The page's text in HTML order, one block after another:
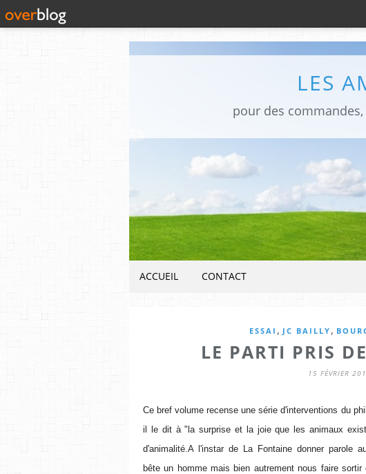
LES
pour des commandes,
ACCUEIL CONTACT
ESSAI , JC BAILLY ,
LE PARTI PRIS
15 FÉVRIER
Ce bref volume recense une série d'interventions du
il le dit à "la surprise et la joie que les animaux
d'animalité.A l'instar de La Fontaine donner parole
bêteun homme mais bien autrement nous faire sortir